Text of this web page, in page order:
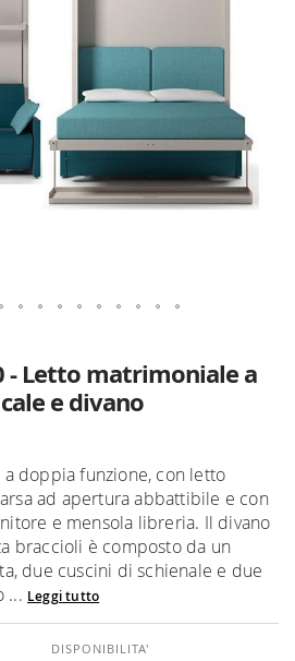
- Letto matrimoniale a
e divano
doppia funzione, con letto
ad apertura abbattibile e con
e mensola libreria. Il divano
braccioli è composto da un
due cuscini di schienale e due
... Leggi tutto
DISPONIBILITA'